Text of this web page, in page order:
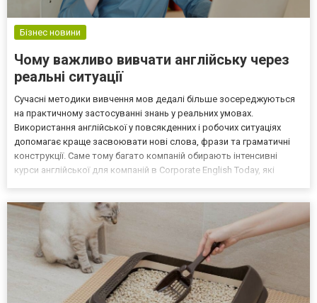
Бізнес новини
Чому важливо вивчати англійську через
реальні ситуації
Сучасні методики вивчення мов дедалі більше зосереджуються
на практичному застосуванні знань у реальних умовах.
Використання англійської у повсякденних і робочих ситуаціях
допомагає краще засвоювати нові слова, фрази та граматичні
конструкції. Саме тому багато компаній обирають інтенсивні
курси англійської для компаній в Corporate English Today, які